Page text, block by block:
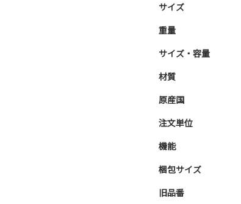
サイズ
重量
サイズ・容量
材質
原産国
注文単位
機能
梱包サイズ
旧品番